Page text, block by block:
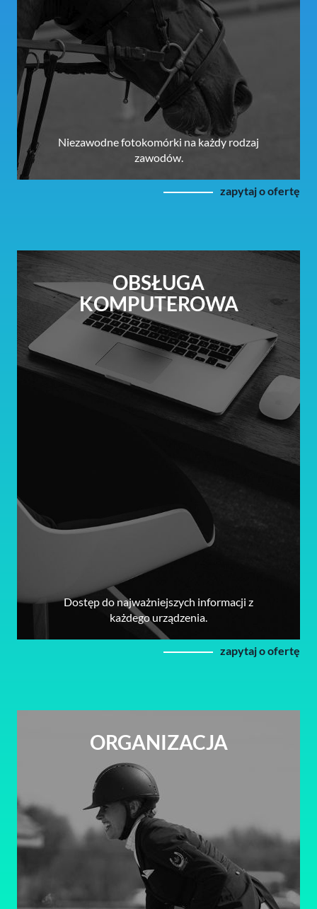
Niezawodne fotokomórki na każdy rodzaj
zawodów.
zapytaj o ofertę
OBSŁUGA
KOMPUTEROWA
Dostęp do najważniejszych informacji z
każdego urządzenia.
zapytaj o ofertę
ORGANIZACJA